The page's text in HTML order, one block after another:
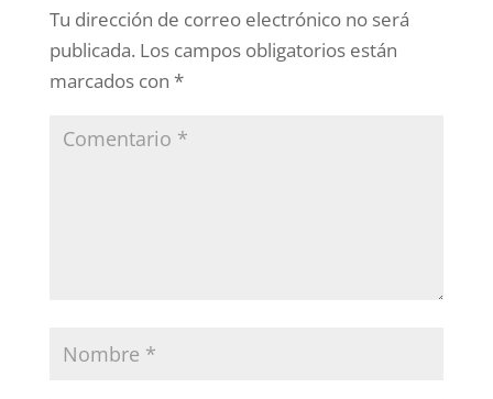
Tu dirección de correo electrónico no será
publicada. Los campos obligatorios están
marcados con *